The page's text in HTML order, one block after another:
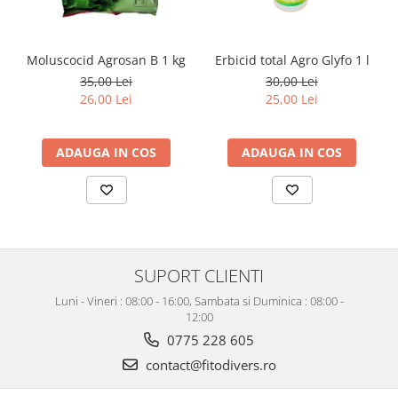
Moluscocid Agrosan B 1 kg
35,00 Lei
26,00 Lei
ADAUGA IN COS
Erbicid total Agro Glyfo 1 l
30,00 Lei
25,00 Lei
ADAUGA IN COS
SUPORT CLIENTI
Luni - Vineri : 08:00 - 16:00, Sambata si Duminica : 08:00 -
12:00
0775 228 605
contact@fitodivers.ro